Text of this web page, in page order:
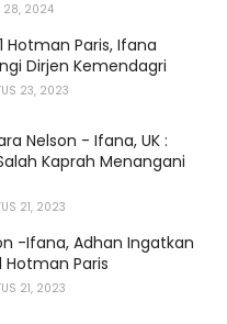
28, 2024
Hotman Paris, Ifana
Dirjen Kemendagri
23, 2023
Nelson - Ifana, UK :
Kaprah Menangani
21, 2023
-Ifana, Adhan Ingatkan
Hotman Paris
21, 2023